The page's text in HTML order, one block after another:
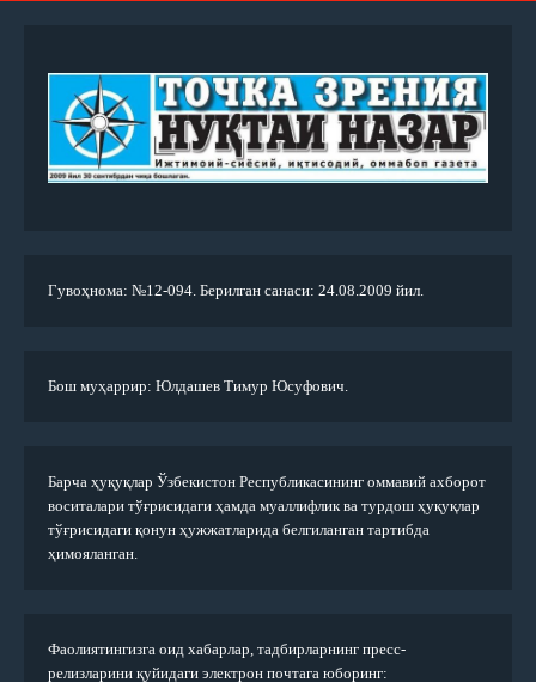
Гувоҳнома: №12-094. Берилган санаси: 24.08.2009 йил.
Бош муҳаррир: Юлдашев Тимур Юсуфович.
Барча ҳуқуқлар Ўзбекистон Республикасининг оммавий ахборот
воситалари тўғрисидаги ҳамда муаллифлик ва турдош ҳуқуқлар
тўғрисидаги қонун ҳужжатларида белгиланган тартибда
ҳимояланган.
Фаолиятингизга оид хабарлар, тадбирларнинг пресс-
релизларини қуйидаги электрон почтага юборинг: